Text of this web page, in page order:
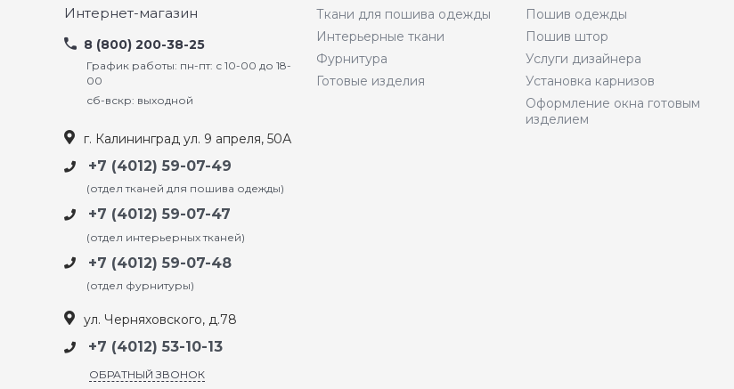
Интернет-магазин
8 (800) 200-38-25
График работы: пн-пт: с 10-00 до 18-
00
сб-вскр: выходной
г. Калининград ул. 9 апреля, 50А
+7 (4012) 59-07-49
(отдел тканей для пошива одежды)
+7 (4012) 59-07-47
(отдел интерьерных тканей)
+7 (4012) 59-07-48
(отдел фурнитуры)
ул. Черняховского, д.78
+7 (4012) 53-10-13
ОБРАТНЫЙ ЗВОНОК
Ткани для пошива одежды
Интерьерные ткани
Фурнитура
Готовые изделия
Пошив одежды
Пошив штор
Услуги дизайнера
Установка карнизов
Оформление окна готовым
изделием